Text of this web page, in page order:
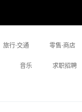
旅行·交通 零售·商店
音乐 求职招聘